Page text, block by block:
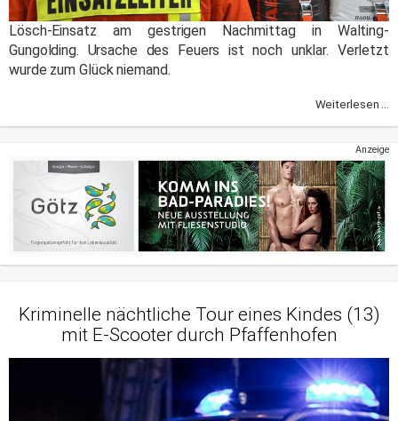
Lösch-Einsatz am gestrigen Nachmittag in Walting-
Gungolding. Ursache des Feuers ist noch unklar. Verletzt
wurde zum Glück niemand.
Weiterlesen ...
Anzeige
Kriminelle nächtliche Tour eines Kindes (13)
mit E-Scooter durch Pfaffenhofen